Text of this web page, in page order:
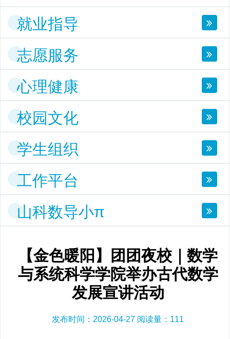
就业指导
志愿服务
心理健康
校园文化
学生组织
工作平台
山科数导小π
【金色暖阳】团团夜校｜数学
与系统科学学院举办古代数学
发展宣讲活动
发布时间：2026-04-27 阅读量： 111